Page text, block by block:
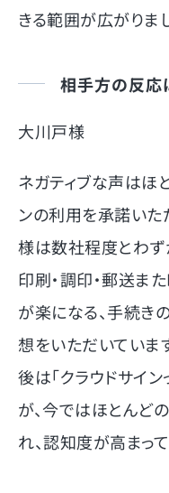
きる範囲が広がりま
相手方の反応
大川戸様
ネガティブな声はほ
ンの利用を承諾い
様は数社程度とわず
印刷・調印・郵送ま
が楽になる、手続き
想をいただいていま
後は「クラウドサイ
が、今ではほとんど
れ、認知度が高まっ